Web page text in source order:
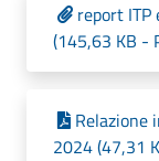
report ITP
(145,63 KB -
Relazione
2024 (47,31